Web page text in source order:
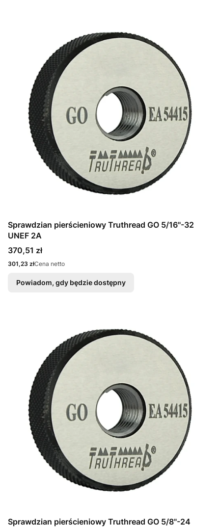
Sprawdzian pierścieniowy Truthread GO 5/16"-32
UNEF 2A
Cena
370,51 zł
Cena
301,23 złCena netto
Powiadom, gdy będzie dostępny
Sprawdzian pierścieniowy Truthread GO 5/8"-24